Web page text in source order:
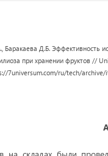
Баракаева Д.Б. Эффективность
при хранении фруктов //
7universum.com/ru/tech/